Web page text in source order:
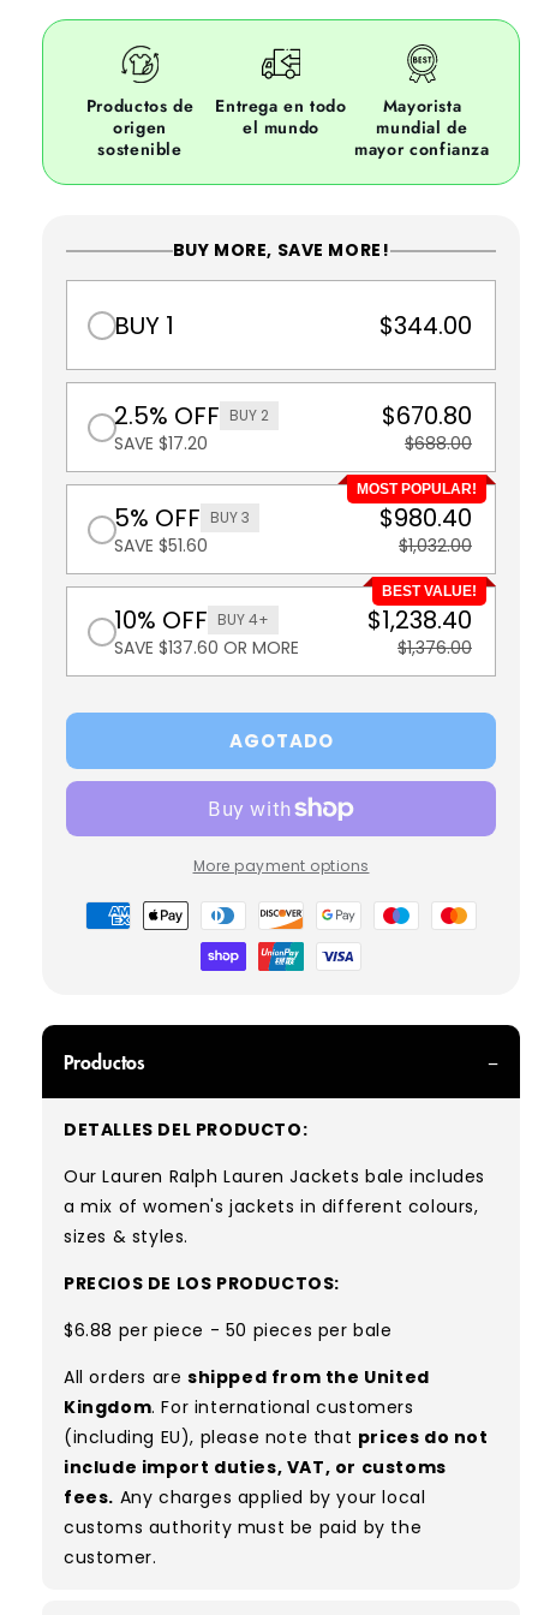
Productos de
origen
sostenible
Entrega en todo
el mundo
Mayorista
mundial de
mayor confianza
BUY MORE, SAVE MORE!
BUY 1 $344.00
2.5% OFF BUY 2
SAVE $17.20
$670.80
$688.00
MOST POPULAR!
5% OFF BUY 3
SAVE $51.60
$980.40
$1,032.00
BEST VALUE!
10% OFF BUY 4+
SAVE $137.60 OR MORE
$1,238.40
$1,376.00
AGOTADO
More payment options
Formas
de
Productos
DETALLES DEL PRODUCTO:
Our Lauren Ralph Lauren Jackets bale includes
a mix of women's jackets in different colours,
sizes & styles.
PRECIOS DE LOS PRODUCTOS:
$6.88 per piece - 50 pieces per bale
All orders are shipped from the United
Kingdom. For international customers
(including EU), please note that prices do not
include import duties, VAT, or customs
fees. Any charges applied by your local
customs authority must be paid by the
customer.